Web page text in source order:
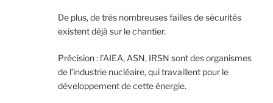
De plus, de très nombreuses failles de sécurités
existent déjà sur le chantier.
Précision : l’AIEA, ASN, IRSN sont des organismes
de l’industrie nucléaire, qui travaillent pour le
développement de cette énergie.